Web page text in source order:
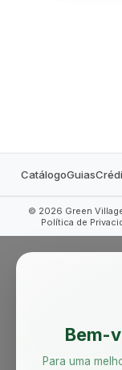
CatálogoGuias
© 2026 Green
Política de
Bem-
Para uma